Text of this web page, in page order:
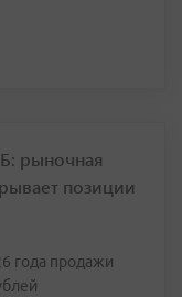
рыночная
позиции
года продажи